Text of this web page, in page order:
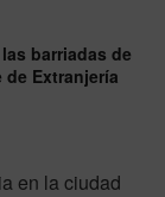
barriadas de
Extranjería
en la ciudad